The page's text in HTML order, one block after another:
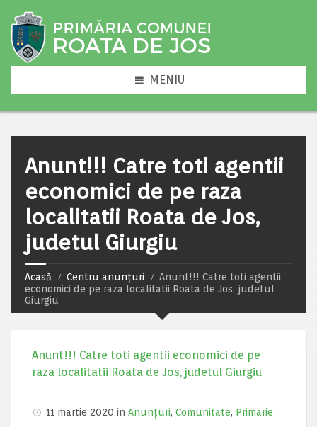
MENIU
Anunt!!! Catre toti agentii
economici de pe raza
localitatii Roata de Jos,
judetul Giurgiu
Acasă Centru anunțuri
Anunt!!! Catre toti agentii
economici de pe raza localitatii Roata de Jos, judetul
Giurgiu
Anunt!!! Catre toti agentii economici de pe
raza localitatii Roata de Jos, judetul Giurgiu
11 martie 2020 in Anunțuri, Comunitate, Primarie